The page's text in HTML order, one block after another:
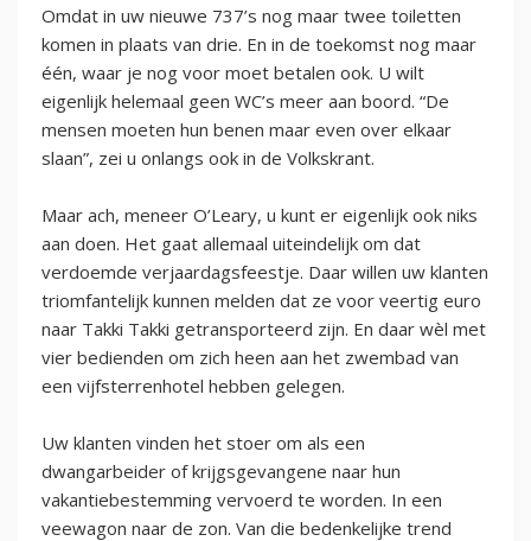
Omdat in uw nieuwe 737’s nog maar twee toiletten
komen in plaats van drie. En in de toekomst nog maar
één, waar je nog voor moet betalen ook. U wilt
eigenlijk helemaal geen WC’s meer aan boord. “De
mensen moeten hun benen maar even over elkaar
slaan”, zei u onlangs ook in de Volkskrant.
Maar ach, meneer O’Leary, u kunt er eigenlijk ook niks
aan doen. Het gaat allemaal uiteindelijk om dat
verdoemde verjaardagsfeestje. Daar willen uw klanten
triomfantelijk kunnen melden dat ze voor veertig euro
naar Takki Takki getransporteerd zijn. En daar wèl met
vier bedienden om zich heen aan het zwembad van
een vijfsterrenhotel hebben gelegen.
Uw klanten vinden het stoer om als een
dwangarbeider of krijgsgevangene naar hun
vakantiebestemming vervoerd te worden. In een
veewagon naar de zon. Van die bedenkelijke trend